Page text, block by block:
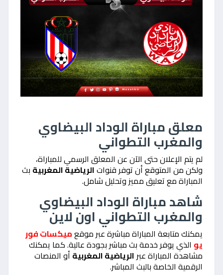
معلق مباراة الوداد البيضاوي
والمغرب التطواني
لم يتم الإعلان حتى الآن عن المعلق الرسمي للمباراة،
ولكن من المتوقع أن توفر قنواتالرياضية المغربية بث
المباراة مع تعليق مميز وتحليل شامل.
شاهد مباراة الوداد البيضاوي
والمغرب التطواني اون لاين
يمكنك متابعة المباراة مباشرة عبر موقعميكسات فور
يو الذي يوفر خدمة بث مباشر بجودة عالية. كما يمكنك
مشاهدة المباراة عبرالرياضية المغربية أو المنصات
الرقمية الخاصة بالبث المباشر.